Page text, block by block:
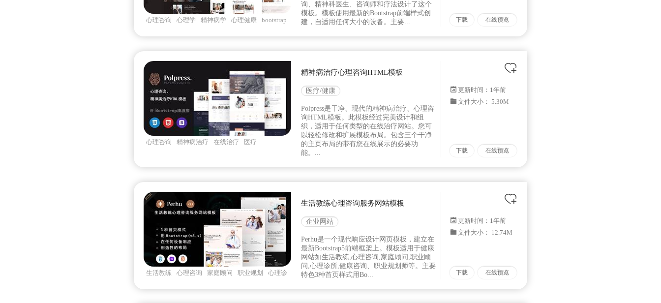
心理咨询 心理学 精神病学 心理健康
bootstrap
询、精神科医生、咨询师和疗法设计了这个
模板。模板使用最新的Bootstrap前端样式创
建，自适用任何大小的设备。主要...
下载 在线预览
心理咨询 精神病治疗 在线治疗
医疗
精神病治疗心理咨询HTML模板
医疗/健康
Polpress是干净、现代的精神病治疗、心理咨
询HTML模板。此模板经过完美设计和组
织，适用于任何类型的在线治疗网站。您可
以轻松修改和扩展模板布局。包含三个干净
的主页布局的带有您在线展示的必要功
能。...
更新时间： 1年前
文件大小： 5.30M
下载 在线预览
生活教练 心理咨询 家庭顾问 职业规划
心理诊
生活教练心理咨询服务网站模板
企业网站
Perhu是一个现代响应设计网页模板，建立在
最新Bootstrap5前端框架上。模板适用于健康
网站如生活教练,心理咨询,家庭顾问,职业顾
问,心理诊所,健康咨询、职业规划师等。主要
特色3种首页样式用Bo...
更新时间： 1年前
文件大小： 12.74M
下载 在线预览